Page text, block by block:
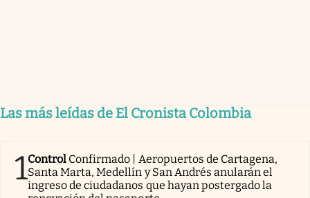
Las más leídas de El Cronista Colombia
1Control Confirmado | Aeropuertos de Cartagena,
Santa Marta, Medellín y San Andrés anularán el
ingreso de ciudadanos que hayan postergado la